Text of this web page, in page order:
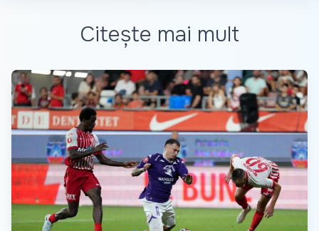
Citește mai mult